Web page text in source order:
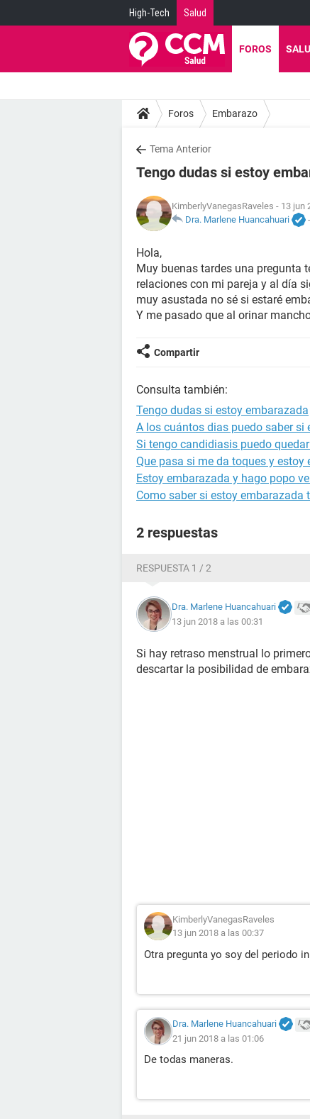
High-Tech Salud
FOROS
Foros Embarazo
Tema Anterior
Tengo dudas si estoy
KimberlyVanegasRaveles - 13 jun
Dra. Marlene Huancahuari
-
Hola,
Muy buenas tardes una pregunta
relaciones con mi pareja y al día
muy asustada no sé si estaré
Y me pasado que al orinar
Compartir
Consulta también:
Tengo dudas si estoy embarazada
A los cuántos dias puedo saber si
Si tengo candidiasis puedo
Que pasa si me da toques y estoy
Estoy embarazada y hago popo
Como saber si estoy embarazada
2 respuestas
RESPUESTA 1 / 2
Dra. Marlene Huancahuari
13 jun 2018 a las 00:31
Si hay retraso menstrual lo
descartar la posibilidad de
KimberlyVanegasRaveles
13 jun 2018 a las 00:37
Otra pregunta yo soy del periodo
Dra. Marlene Huancahuari
21 jun 2018 a las 01:06
De todas maneras.